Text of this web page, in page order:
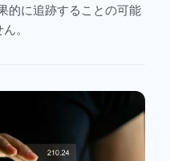
的に追跡することの可能
。